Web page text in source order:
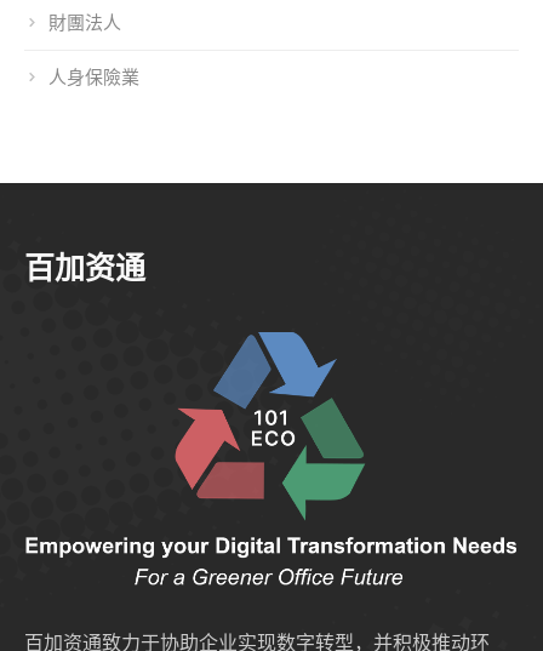
財團法人
人身保險業
百加资通
百加资通致力于协助企业实现数字转型，并积极推动环